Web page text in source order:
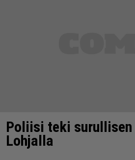
Poliisi teki surullisen
Lohjalla